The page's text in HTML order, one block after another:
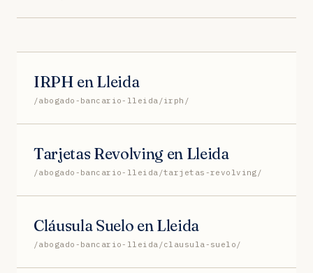
IRPH en Lleida
/abogado-bancario-lleida/irph/
Tarjetas Revolving en Lleida
/abogado-bancario-lleida/tarjetas-revolving/
Cláusula Suelo en Lleida
/abogado-bancario-lleida/clausula-suelo/